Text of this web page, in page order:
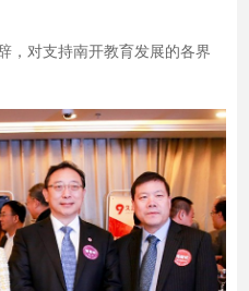
对支持南开教育发展的各界